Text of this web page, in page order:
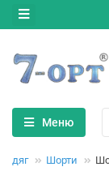
Меню
одяг Шорти